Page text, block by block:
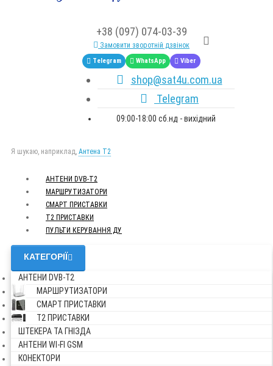
+38 (097) 074-03-39
Замовити зворотній дзвінок
Telegram WhatsApp Viber
shop@sat4u.com.ua
Telegram
09:00-18:00 сб.нд - вихідний
Я шукаю, наприклад, Антена Т2
АНТЕНИ DVB-Т2
МАРШРУТИЗАТОРИ
СМАРТ ПРИСТАВКИ
Т2 ПРИСТАВКИ
ПУЛЬТИ КЕРУВАННЯ ДУ
КАТЕГОРІЇ
АНТЕНИ DVB-Т2
МАРШРУТИЗАТОРИ
СМАРТ ПРИСТАВКИ
Т2 ПРИСТАВКИ
ШТЕКЕРА ТА ГНІЗДА
АНТЕНИ WI-FI GSM
КОНЕКТОРИ